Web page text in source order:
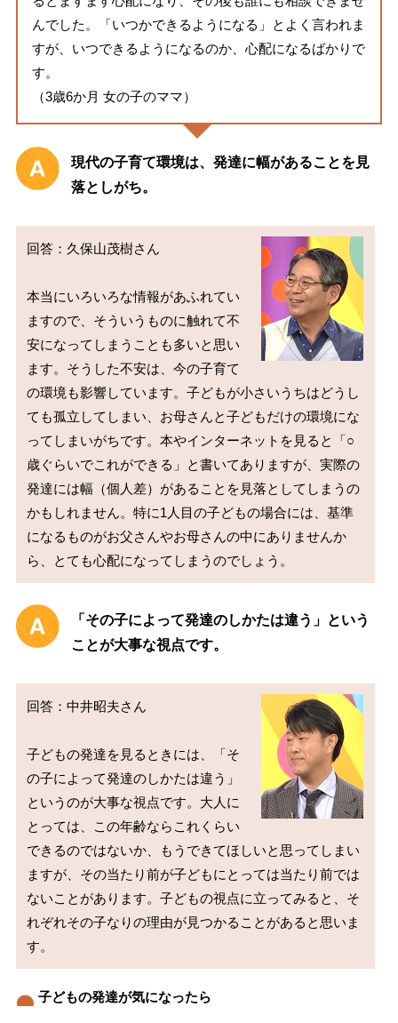
んでした。「いつかできるようになる」とよく言われま
すが、いつできるようになるのか、心配になるばかりで
す。
（3歳6か月 女の子のママ）
現代の子育て環境は、発達に幅があることを見
落としがち。
回答：久保山茂樹さん
本当にいろいろな情報があふれてい
ますので、そういうものに触れて不
安になってしまうことも多いと思い
ます。そうした不安は、今の子育て
の環境も影響しています。子どもが小さいうちはどうし
ても孤立してしまい、お母さんと子どもだけの環境にな
ってしまいがちです。本やインターネットを見ると「○
歳ぐらいでこれができる」と書いてありますが、実際の
発達には幅（個人差）があることを見落としてしまうの
かもしれません。特に1人目の子どもの場合には、基準
になるものがお父さんやお母さんの中にありませんか
「その子によって発達のしかたは違う」という
ことが大事な視点です。
回答：中井昭夫さん
子どもの発達を見るときには、「そ
の子によって発達のしかたは違う」
というのが大事な視点です。大人に
とっては、この年齢ならこれくらい
できるのではないか、もうできてほしいと思ってしまい
ますが、その当たり前が子どもにとっては当たり前では
ないことがあります。子どもの視点に立ってみると、そ
れぞれその子なりの理由が見つかることがあると思いま
子どもの発達が気になったら